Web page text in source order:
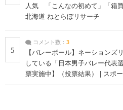
人気 「こんなの初めて」「箱
北海道 ねとらぼリサーチ
5
コメント数： 3
【バレーボール】ネーションズ
している「日本男子バレー代表
票実施中】（投票結果） | スポ